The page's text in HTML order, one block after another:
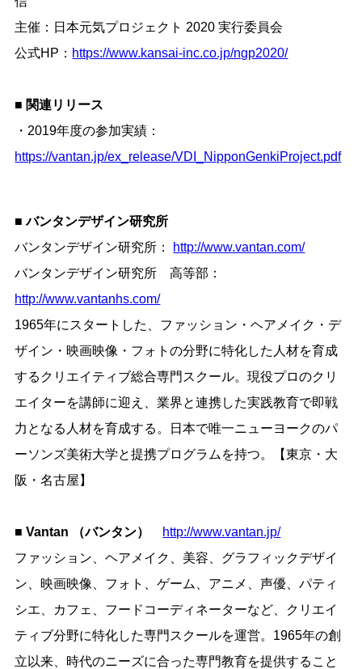
主催：日本元気プロジェクト 2020 実行委員会
公式HP： https://www.kansai-inc.co.jp/ngp2020/
■ 関連リリース
・2019年度の参加実績：
https://vantan.jp/ex_release/VDI_NipponGenkiProject.pdf
■ バンタンデザイン研究所
バンタンデザイン研究所： http://www.vantan.com/
バンタンデザイン研究所 高等部：
http://www.vantanhs.com/
1965年にスタートした、ファッション・ヘアメイク・デ
ザイン・映画映像・フォトの分野に特化した人材を育成
するクリエイティブ総合専門スクール。現役プロのクリ
エイターを講師に迎え、業界と連携した実践教育で即戦
力となる人材を育成する。日本で唯一ニューヨークのパ
ーソンズ美術大学と提携プログラムを持つ。【東京・大
阪・名古屋】
■ Vantan （バンタン）
http://www.vantan.jp/
ファッション、ヘアメイク、美容、グラフィックデザイ
ン、映画映像、フォト、ゲーム、アニメ、声優、パティ
シエ、カフェ、フードコーディネーターなど、クリエイ
ティブ分野に特化した専門スクールを運営。1965年の創
立以来、時代のニーズに合った専門教育を提供すること